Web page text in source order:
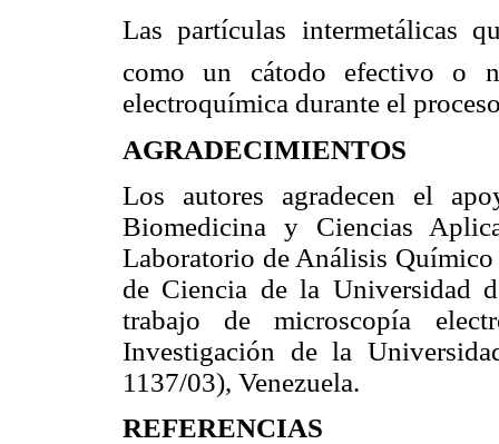
Las partículas intermetálicas
como un cátodo efectivo o
electroquímica durante el
AGRADECIMIENTOS
Los autores agradecen el
Biomedicina y Ciencias
Laboratorio de Análisis
de Ciencia de la Universidad
trabajo de microscopía
Investigación de la
1137/03), Venezuela.
REFERENCIAS